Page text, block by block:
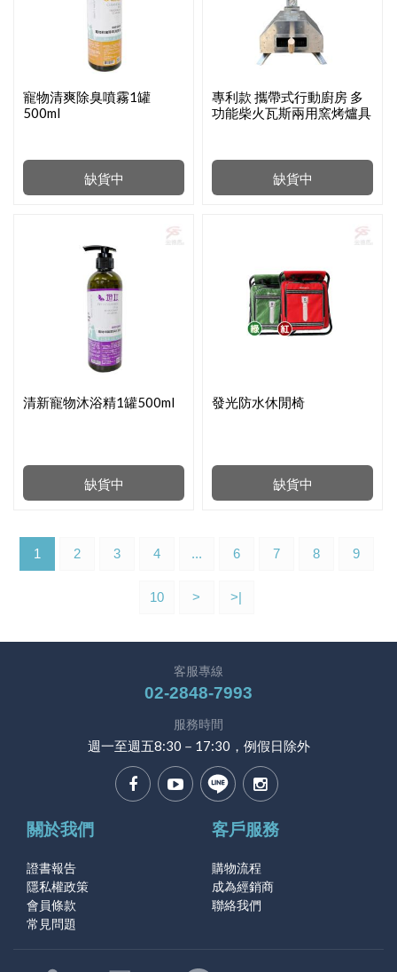
缺貨中
寵物清爽除臭噴霧1罐
500ml
缺貨中
專利款 攜帶式行動廚房 多
功能柴火瓦斯兩用窯烤爐具
缺貨中
清新寵物沐浴精1罐500ml
缺貨中
發光防水休閒椅
1 2 3 4 ... 6 7 8 9
10 > >|
客服專線
02-2848-7993
服務時間
週一至週五8:30－17:30，例假日除外
關於我們
證書報告
隱私權政策
會員條款
常見問題
客戶服務
購物流程
成為經銷商
聯絡我們